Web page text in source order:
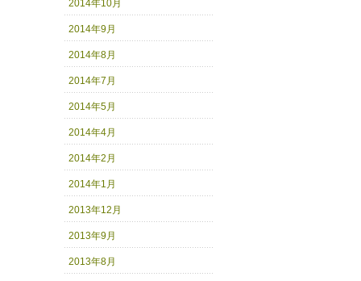
2014年10月
2014年9月
2014年8月
2014年7月
2014年5月
2014年4月
2014年2月
2014年1月
2013年12月
2013年9月
2013年8月